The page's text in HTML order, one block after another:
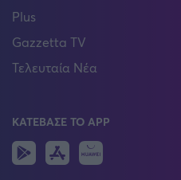
Plus
Gazzetta TV
Τελευταία Νέα
ΚΑΤΕΒΑΣΕ ΤΟ APP
Android
IOS